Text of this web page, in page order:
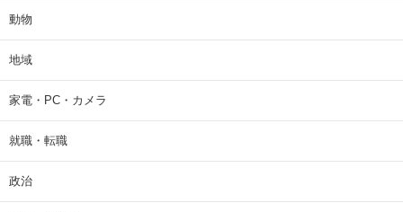
動物
地域
家電・PC・カメラ
就職・転職
政治